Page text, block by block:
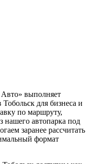
выполняет
для бизнеса и
по маршруту,
нашего автопарка под
заранее рассчитать
формат